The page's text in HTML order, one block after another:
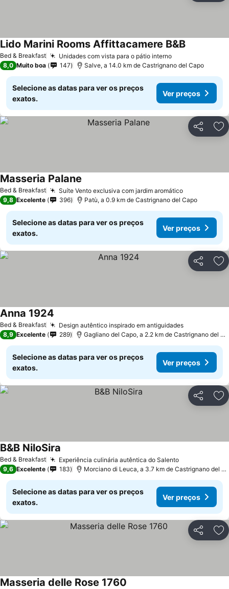
Bed & Breakfast Unidades com vista para o pátio interno
Lido Marini Rooms Affittacamere B&B
8,0 Muito boa 147 Salve, a 14.0 km de Castrignano del Capo
Selecione as datas para ver os preços
exatos.
Ver preços
Partilhar
Bed & Breakfast Suíte Vento exclusiva com jardim aromático
Masseria Palane
9,8 Excelente 396 Patù, a 0.9 km de Castrignano del Capo
Selecione as datas para ver os preços
exatos.
Ver preços
Partilhar
Bed & Breakfast Design autêntico inspirado em antiguidades
Anna 1924
8,9 Excelente 289 Gagliano del Capo, a 2.2 km de Castrignano del Capo
Selecione as datas para ver os preços
exatos.
Ver preços
Partilhar
Bed & Breakfast Experiência culinária autêntica do Salento
B&B NiloSira
9,6 Excelente 183 Morciano di Leuca, a 3.7 km de Castrignano del Capo
Selecione as datas para ver os preços
exatos.
Ver preços
Partilhar
Masseria delle Rose 1760